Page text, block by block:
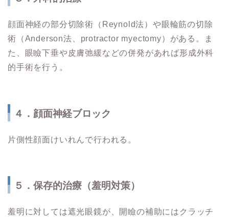
顔面神経の部分切除術（Reynold法）や眼輪筋の切除
術（Anderson法、protractor myectomy）がある。ま
た、眼瞼下垂や皮膚弛緩などの併発があれば形成外科
的手術を行う。
４．顔面神経ブロック
片側性顔面けいれんで行われる。
５．保存的治療（羞明対策）
羞明に対しては遮光眼鏡が、開瞼の補助にはクラッチ